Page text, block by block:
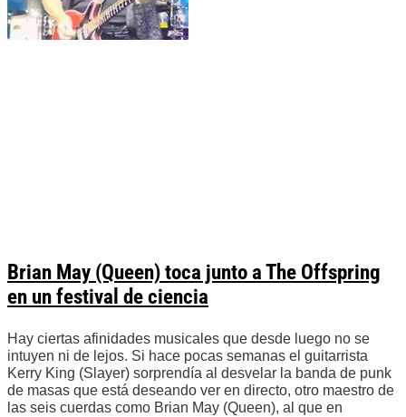
Brian May (Queen) toca junto a The Offspring
en un festival de ciencia
Hay ciertas afinidades musicales que desde luego no se
intuyen ni de lejos. Si hace pocas semanas el guitarrista
Kerry King (Slayer) sorprendía al desvelar la banda de punk
de masas que está deseando ver en directo, otro maestro de
las seis cuerdas como Brian May (Queen), al que en